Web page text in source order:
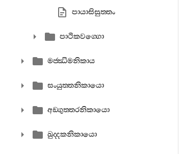
පායාසිසුත‍්තං
පාථිකවග‍්ගො
මජ‍්ඣිමනිකාය
සංයුත‍්තනිකායො
අඞ‍්ගුත‍්තරනිකායො
ඛුද‍්දකනිකායො